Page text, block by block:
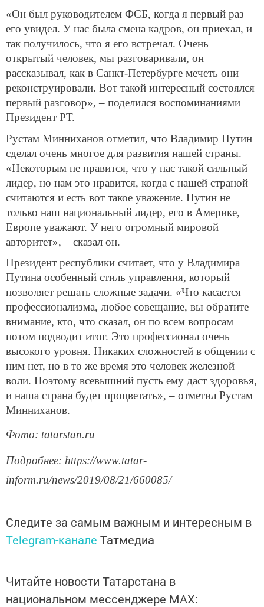
«Он был руководителем ФСБ, когда я первый раз
его увидел. У нас была смена кадров, он приехал, и
так получилось, что я его встречал. Очень
открытый человек, мы разговаривали, он
рассказывал, как в Санкт-Петербурге мечеть они
реконструировали. Вот такой интересный состоялся
первый разговор», – поделился воспоминаниями
Президент РТ.
Рустам Минниханов отметил, что Владимир Путин
сделал очень многое для развития нашей страны.
«Некоторым не нравится, что у нас такой сильный
лидер, но нам это нравится, когда с нашей страной
считаются и есть вот такое уважение. Путин не
только наш национальный лидер, его в Америке,
Европе уважают. У него огромный мировой
авторитет», – сказал он.
Президент республики считает, что у Владимира
Путина особенный стиль управления, который
позволяет решать сложные задачи. «Что касается
профессионализма, любое совещание, вы обратите
внимание, кто, что сказал, он по всем вопросам
потом подводит итог. Это профессионал очень
высокого уровня. Никаких сложностей в общении с
ним нет, но в то же время это человек железной
воли. Поэтому всевышний пусть ему даст здоровья,
и наша страна будет процветать», – отметил Рустам
Минниханов.
Фото: tatarstan.ru
Подробнее: https://www.tatar-
inform.ru/news/2019/08/21/660085/
Следите за самым важным и интересным в
Telegram-канале Татмедиа
Читайте новости Татарстана в
национальном мессенджере MАХ: